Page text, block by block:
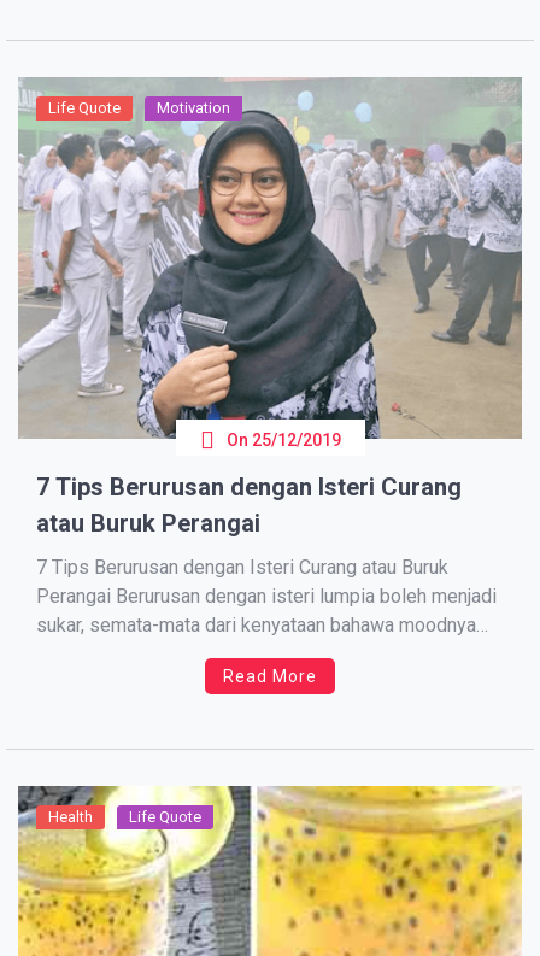
Life Quote Motivation
On 25/12/2019
7 Tips Berurusan dengan Isteri Curang
atau Buruk Perangai
7 Tips Berurusan dengan Isteri Curang atau Buruk
Perangai Berurusan dengan isteri lumpia boleh menjadi
sukar, semata-mata dari kenyataan bahawa moodnya
hilang hampir sepanjang masa. Tanpa amaran. Tetapi,
suami perlu memahami juga bahawa sedikit kasih
Read More
Health Life Quote